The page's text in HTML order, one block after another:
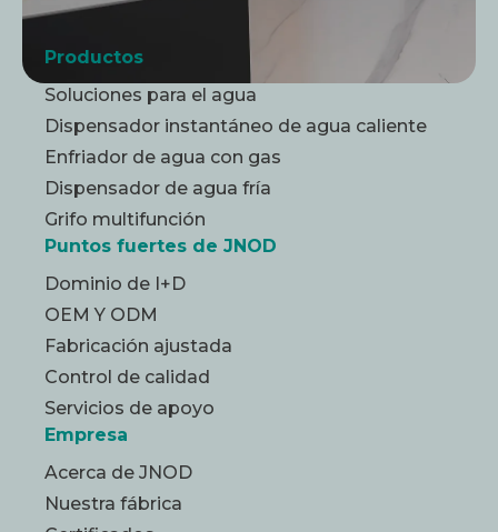
Productos
Soluciones para el agua
Dispensador instantáneo de agua caliente
Enfriador de agua con gas
Dispensador de agua fría
Grifo multifunción
Puntos fuertes de JNOD
Dominio de I+D
OEM Y ODM
Fabricación ajustada
Control de calidad
Servicios de apoyo
Empresa
Acerca de JNOD
Nuestra fábrica